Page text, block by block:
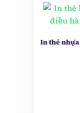
In thẻ nhựa